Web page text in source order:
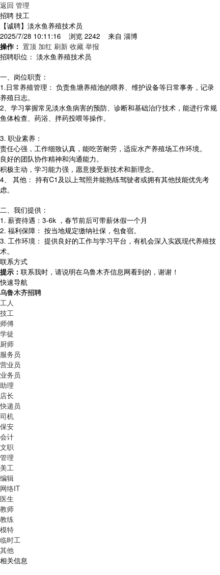
返回 管理
招聘 技工
【诚聘】淡水鱼养殖技术员
2025/7/28 10:11:16 浏览 2242 来自 淄博
操作： 置顶 加红 刷新 收藏 举报
招聘职位： 淡水鱼养殖技术员
一、岗位职责：
1.日常养殖管理： 负责鱼塘养殖池的喂养、维护设备等日常事务，记录
养殖日志。
2、学习掌握常见淡水鱼病害的预防、诊断和基础治疗技术，能进行常规
鱼体检查、药浴、拌药投喂等操作。
3. 职业素养：
责任心强，工作细致认真，能吃苦耐劳，适应水产养殖场工作环境。
良好的团队协作精神和沟通能力。
积极主动，学习能力强，愿意接受新技术和新理念。
4、 其他： 持有C1及以上驾照并能熟练驾驶者或拥有其他技能优先考
虑。
二、我们提供：
1. 薪资待遇：3-6k ，春节前后可带薪休假一个月
2. 福利保障： 按当地规定缴纳社保，包食宿。
3. 工作环境： 提供良好的工作与学习平台，有机会深入实践现代养殖技
术。
联系方式
提示： 联系我时，请说明在乌鲁木齐信息网看到的，谢谢！
快速导航
乌鲁木齐招聘
工人
技工
师傅
学徒
厨师
服务员
营业员
业务员
助理
店长
快递员
司机
保安
会计
文职
管理
美工
编辑
网络IT
医生
教师
教练
模特
临时工
其他
相关信息